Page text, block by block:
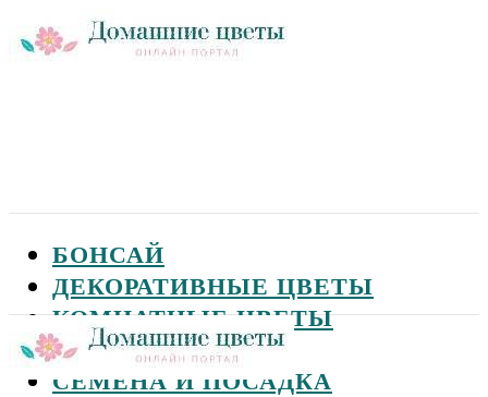
БОНСАЙ
ДЕКОРАТИВНЫЕ ЦВЕТЫ
КОМНАТНЫЕ ЦВЕТЫ
САДОВЫЕ ЦВЕТЫ
СЕМЕНА И ПОСАДКА